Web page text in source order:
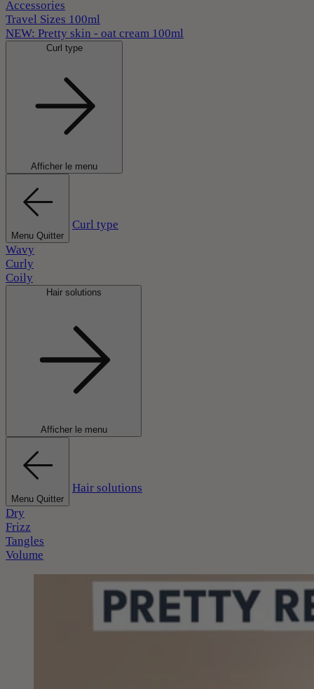
Accessories
Travel Sizes 100ml
NEW: Pretty skin - oat cream 100ml
Curl type
Afficher le menu
Menu Quitter
Curl type
Wavy
Curly
Coily
Hair solutions
Afficher le menu
Menu Quitter
Hair solutions
Dry
Frizz
Tangles
Volume